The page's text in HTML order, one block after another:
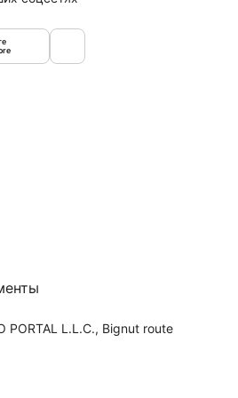
L.L.C., Bignut route